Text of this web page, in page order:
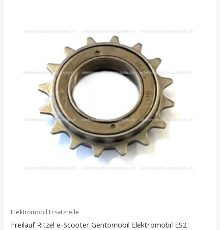
Elektromobil Ersatzteile
Freilauf Ritzel e-Scooter Gentomobil Elektromobil ES2